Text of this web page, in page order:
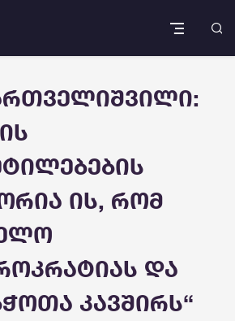
ის, რომ
და
კავშირს“